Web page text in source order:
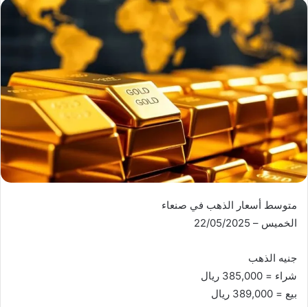
متوسط أسعار الذهب في صنعاء
الخميس – 22/05/2025
جنيه الذهب
شراء = 385,000 ريال
بيع = 389,000 ريال